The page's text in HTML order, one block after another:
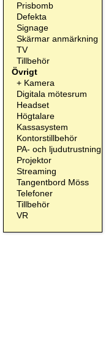
Prisbomb
Defekta
Signage
Skärmar anmärkning
TV
Tillbehör
Övrigt
+ Kamera
Digitala mötesrum
Headset
Högtalare
Kassasystem
Kontorstillbehör
PA- och ljudutrustning
Projektor
Streaming
Tangentbord Möss
Telefoner
Tillbehör
VR